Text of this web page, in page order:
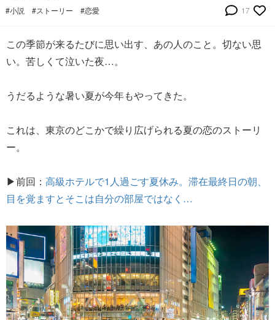
#小説 #ストーリー #恋愛 17
この季節が来るたびに思い出す、あの人のこと。切ない思
い。苦しくて泣いた夜…。
うだるような暑い夏が今年もやってきた。
これは、東京のどこかで繰り広げられる夏の恋のストーリ
ー。
▶前回： 高級ホテルで1人過ごす夏休み。滞在最終日の朝、
目を覚ますとそこは自分の部屋ではなく…